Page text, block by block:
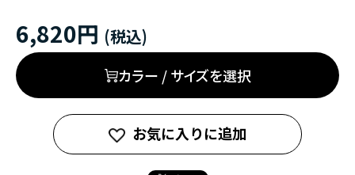
6,820円
カラー / サイズを選択
お気に入りに追加